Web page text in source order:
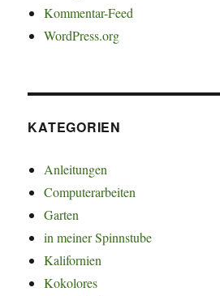
Kommentar-Feed
WordPress.org
KATEGORIEN
Anleitungen
Computerarbeiten
Garten
in meiner Spinnstube
Kalifornien
Kokolores